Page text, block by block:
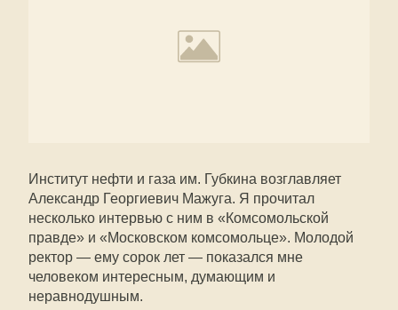
Институт нефти и газа им. Губкина возглавляет
Александр Георгиевич Мажуга. Я прочитал
несколько интервью с ним в «Комсомольской
правде» и «Московском комсомольце». Молодой
ректор — ему сорок лет — показался мне
человеком интересным, думающим и
неравнодушным.